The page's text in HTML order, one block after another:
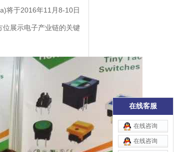
将于2016年11月8-10日
展示电子产业链的关键
在线客服
在线咨询
在线咨询